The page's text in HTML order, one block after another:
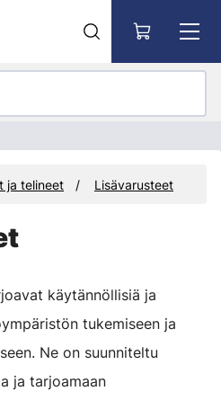
ja telineet Lisävarusteet
käytännöllisiä ja
tukemiseen ja
Ne on suunniteltu
ja tarjoamaan